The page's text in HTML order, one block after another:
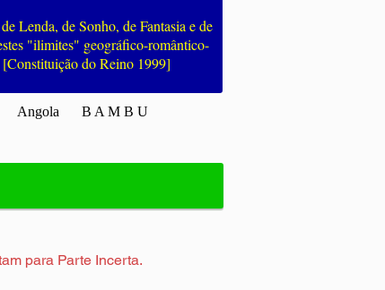
Lenda, de Sonho, de Fantasia e de
"ilimites" geográfico-romântico-
[Constituição do Reino 1999]
Angola B A M B U
para Parte Incerta.